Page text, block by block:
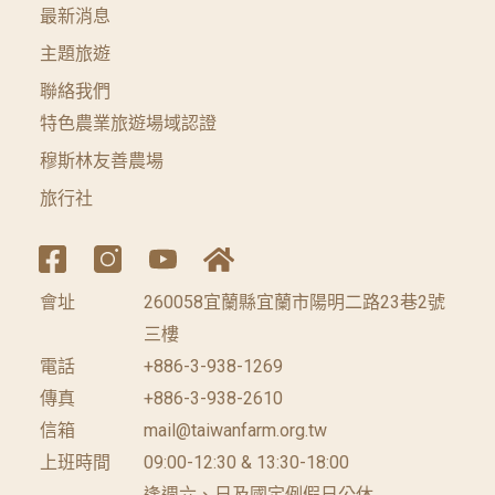
最新消息
主題旅遊
聯絡我們
特色農業旅遊場域認證
穆斯林友善農場
旅行社
會址
260058宜蘭縣宜蘭市陽明二路23巷2號
三樓
電話
+886-3-938-1269
傳真
+886-3-938-2610
信箱
mail@taiwanfarm.org.tw
上班時間
09:00-12:30 & 13:30-18:00